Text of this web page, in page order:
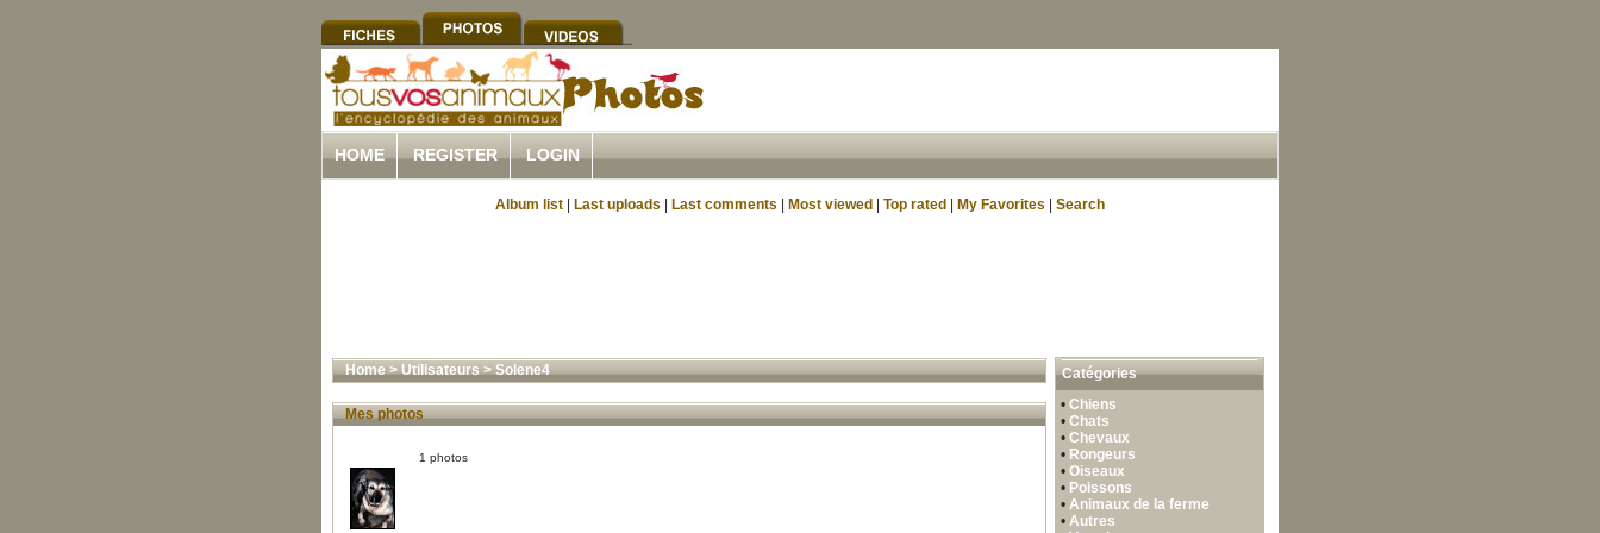
HOME REGISTER LOGIN
Album list Last uploads Last comments Most viewed Top rated My Favorites Search
Home>Utilisateurs>Solene4
Mes photos
1 photos
Catégories
•Chiens
•Chats
•Chevaux
• Rongeurs
•Oiseaux
• Poissons
• Animaux de la ferme
• Autres